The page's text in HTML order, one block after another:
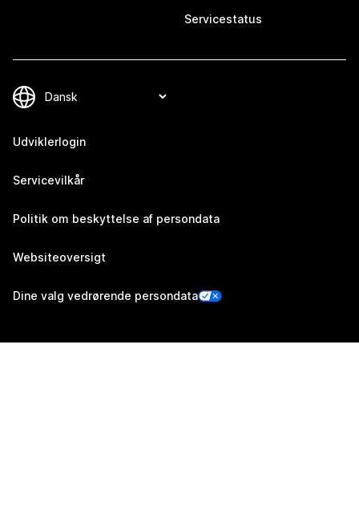
Servicestatus
Udviklerlogin
Servicevilkår
Politik om beskyttelse af persondata
Websiteoversigt
Dine valg vedrørende persondata